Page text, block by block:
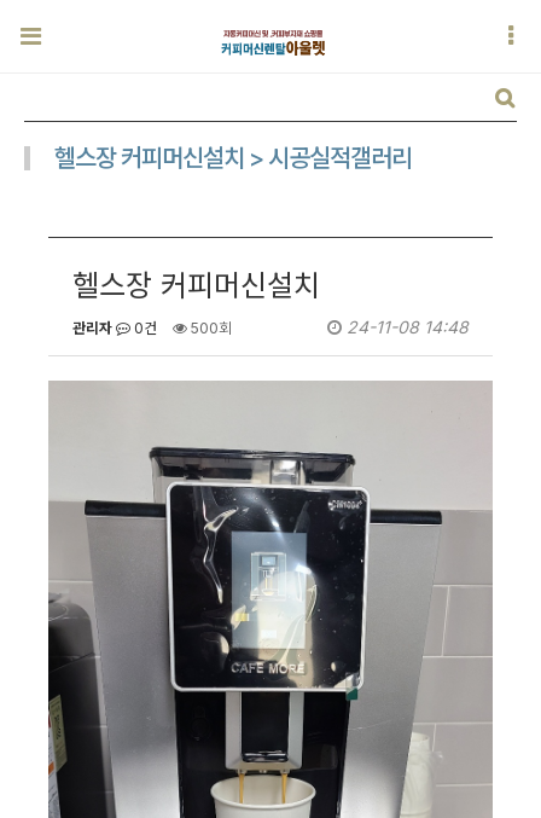
헬스장 커피머신설치 > 시공실적갤러리
헬스장 커피머신설치
관리자 0건 500회 24-11-08 14:48